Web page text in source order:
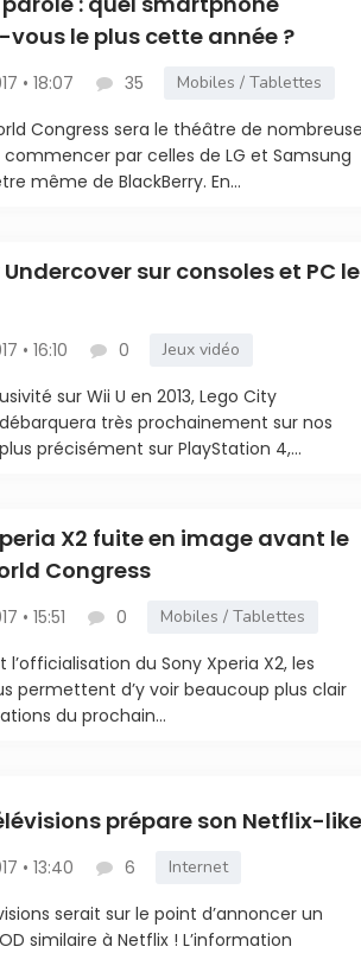
le plus cette année ?
• 18:07 35 Mobiles / Tablettes
Congress sera le théâtre de
par celles de LG et Samsung
même de BlackBerry. En...
sur consoles et PC le
• 16:10 0 Jeux vidéo
sur Wii U en 2013, Lego City
très prochainement sur nos
précisément sur PlayStation 4,...
X2 fuite en image avant le
Congress
• 15:51 0 Mobiles / Tablettes
du Sony Xperia X2, les
permettent d’y voir beaucoup plus clair
du prochain...
prépare son Netflix-like
• 13:40 6 Internet
serait sur le point d’annoncer un
similaire à Netflix ! L’information